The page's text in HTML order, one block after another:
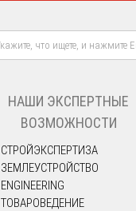
НАШИ ЭКСПЕРТНЫЕ
ВОЗМОЖНОСТИ
СТРОЙЭКСПЕРТИЗА
ЗЕМЛЕУСТРОЙСТВО
ENGINEERING
ТОВАРОВЕДЕНИЕ